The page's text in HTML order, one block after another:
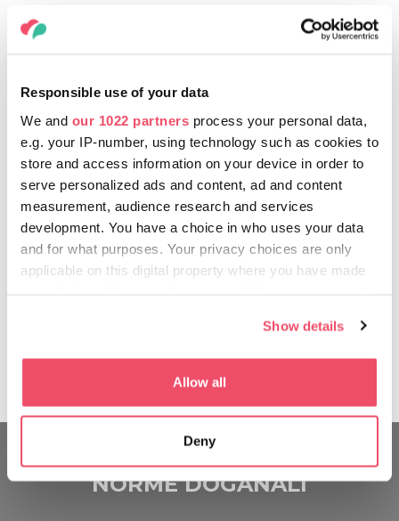
Responsible use of your data
We and our 1022 partners process your personal data,
e.g. your IP-number, using technology such as cookies to
store and access information on your device in order to
serve personalized ads and content, ad and content
measurement, audience research and services
development. You have a choice in who uses your data
and for what purposes. Your privacy choices are only
applicable on this digital property where you have made
If you allow, we would also like to:
which can be accurate to within several meters
Identify your device by actively scanning it for
specific characteristics (fingerprinting)
Find out more about how your personal data is processed
Show details
Allow all
Deny
È possibile portare all’uscita dal paese 1 litro di
tabacco. 1 kg di caffè, tè, cacao o erbe aromatiche.
L’esportazione senza dazi della paprika in polvere
viene definita ad valorem:
- fino al valore di 500 HUF/pezzo: 10 pezzi per tipo
- fino al valore di 2000 HUF/pezzo: 5 pezzi per tipo
- fino al valore di 5000 HUF/pezzo: 2 pezzi
NORME DOGANALI